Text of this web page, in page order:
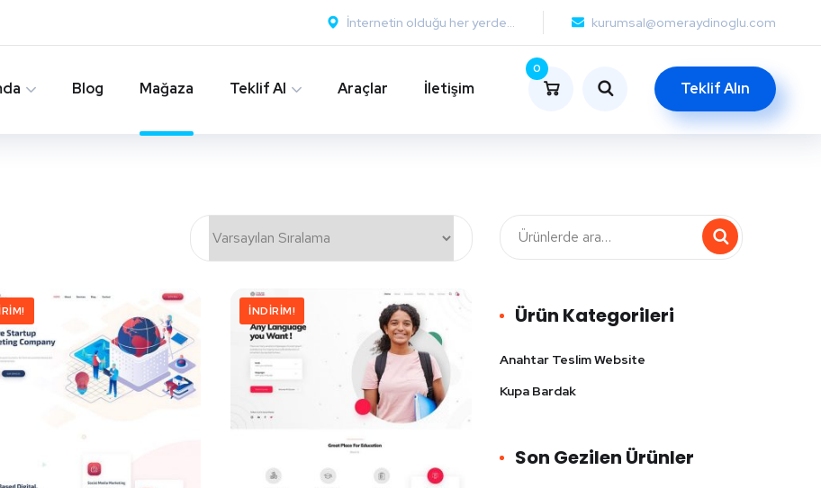
İnternetin olduğu her yerde... kurumsal@omeraydinoglu.com
Blog Mağaza Teklif Al Araçlar İletişim
0
Teklif Alın
İNDIRIM! Ürün Kategorileri
Anahtar Teslim Website
Kupa Bardak
Son Gezilen Ürünler